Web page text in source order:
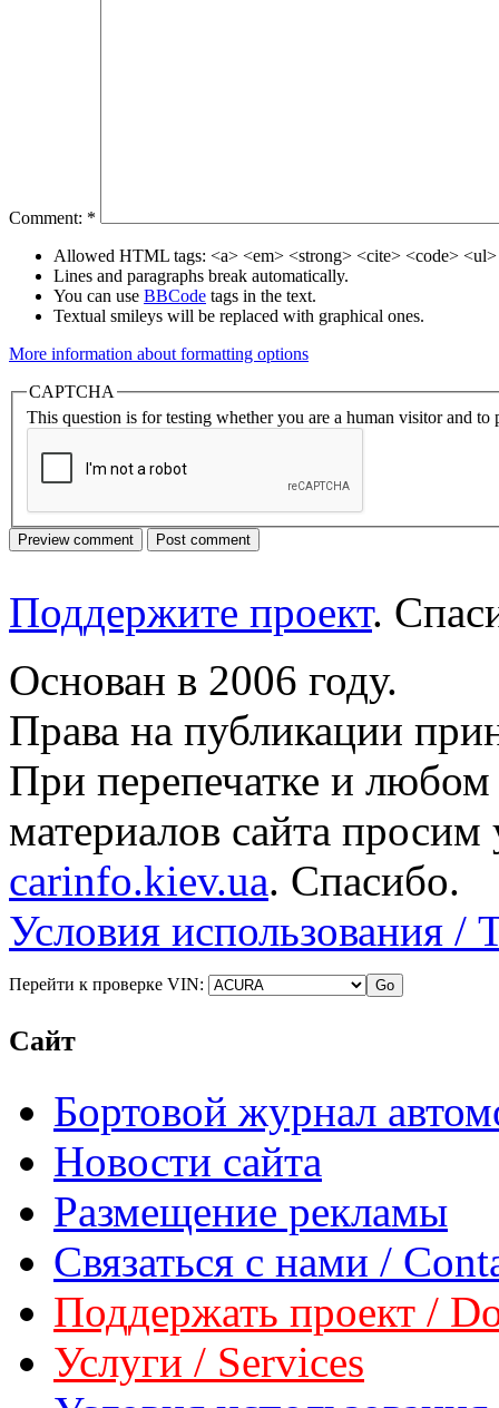
Comment: *
Allowed HTML tags: <a> <em> <strong> <cite> <code>
Lines and paragraphs break automatically.
You can use BBCode tags in the text.
Textual smileys will be replaced with graphical ones.
More information about formatting options
CAPTCHA
This question is for testing whether you are a human visitor and to
Поддержите проект.
Основан в 2006 году.
Права на публикации
При перепечатке и
материалов сайта просим
carinfo.kiev.ua. Спасибо.
Условия использования /
Перейти к проверке VIN:
Сайт
Бортовой журнал
Новости сайта
Размещение рекламы
Связаться с нами /
Поддержать проект /
Услуги / Services